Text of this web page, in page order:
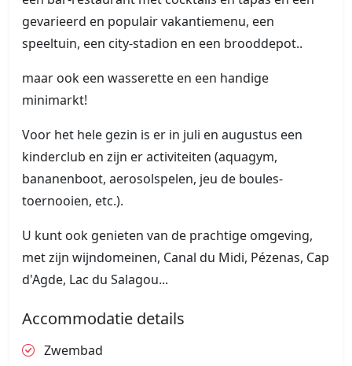
gevarieerd en populair vakantiemenu, een
speeltuin, een city-stadion en een brooddepot..
maar ook een wasserette en een handige
minimarkt!
Voor het hele gezin is er in juli en augustus een
kinderclub en zijn er activiteiten (aquagym,
bananenboot, aerosolspelen, jeu de boules-
toernooien, etc.).
U kunt ook genieten van de prachtige omgeving,
met zijn wijndomeinen, Canal du Midi, Pézenas, Cap
d'Agde, Lac du Salagou...
Accommodatie details
Zwembad